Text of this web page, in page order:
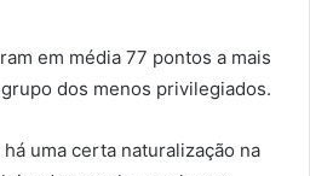
em média 77 pontos a mais
dos menos privilegiados.
uma certa naturalização na